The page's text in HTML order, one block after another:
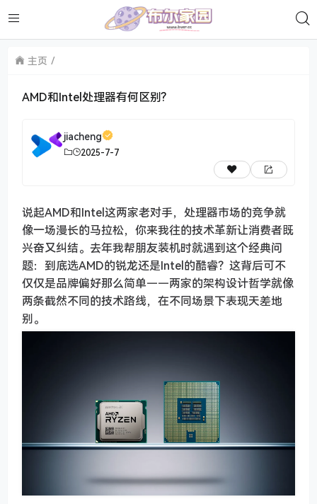
主页
AMD和Intel处理器有何区别?
jiacheng
2025-7-7
说起AMD和Intel这两家老对手，处理器市场的竞争就
像一场漫长的马拉松，你来我往的技术革新让消费者既
兴奋又纠结。去年我帮朋友装机时就遇到这个经典问
题：到底选AMD的锐龙还是Intel的酷睿？这背后可不
仅仅是品牌偏好那么简单——两家的架构设计哲学就像
两条截然不同的技术路线，在不同场景下表现天差地
别。